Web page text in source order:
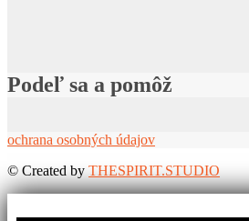
Podeľ sa a pomôž
ochrana osobných údajov
© Created by THESPIRIT.STUDIO